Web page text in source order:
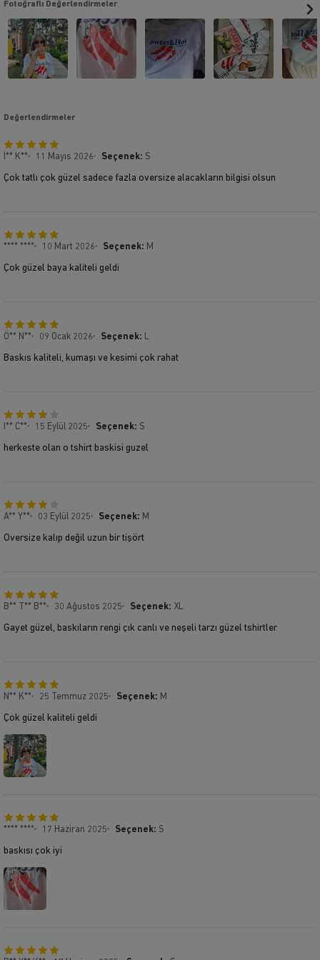
Fotoğraflı Değerlendirmeler
Değerlendirmeler
İ** K** 11 Mayıs 2026 Seçenek: S
Çok tatlı çok güzel sadece fazla oversize alacakların bilgisi olsun
**** **** 10 Mart 2026 Seçenek: M
Çok güzel baya kaliteli geldi
Ö** N** 09 Ocak 2026 Seçenek: L
Baskıs kaliteli, kumaşı ve kesimi çok rahat
I** C** 15 Eylül 2025 Seçenek: S
herkeste olan o tshirt baskisi guzel
A** Y** 03 Eylül 2025 Seçenek: M
Oversize kalıp değil uzun bir tişört
B** T** B** 30 Ağustos 2025 Seçenek: XL
Gayet güzel, baskıların rengi çık canlı ve neşeli tarzı güzel tshirtler
N** K** 25 Temmuz 2025 Seçenek: M
Çok güzel kaliteli geldi
**** **** 17 Haziran 2025 Seçenek: S
baskısı çok iyi